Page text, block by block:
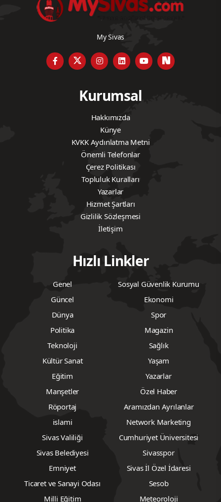
My Sivas
Kurumsal
Hakkımızda
Künye
KVKK Aydınlatma Metni
Önemli Telefonlar
Çerez Politikası
Topluluk Kuralları
Yazarlar
Hizmet Şartları
Gizlilik Sözleşmesi
İletişim
Hızlı Linkler
Genel
Sosyal Güvenlik Kurumu
Güncel
Ekonomi
Dünya
Spor
Politika
Magazin
Teknoloji
Sağlık
Kültür Sanat
Yaşam
Eğitim
Yazarlar
Manşetler
Özel Haber
Röportaj
Aramızdan Ayrılanlar
islami
Network Marketing
Sivas Valiliği
Cumhuriyet Üniversitesi
Sivas Belediyesi
Sivasspor
Emniyet
Sivas İl Özel İdaresi
Ticaret ve Sanayi Odası
Sesob
Milli Eğitim
Meteoroloji